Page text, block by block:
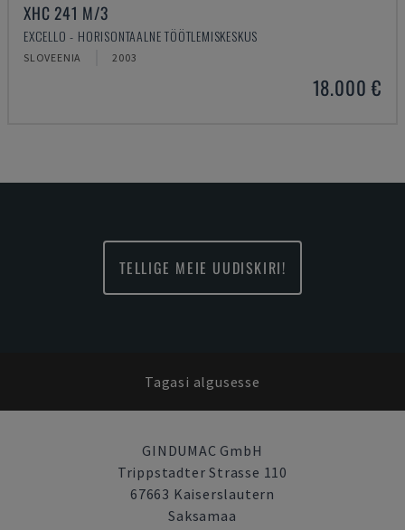
XHC 241 M/3
EXCELLO - HORISONTAALNE TÖÖTLEMISKESKUS
SLOVEENIA 2003
18.000 €
TELLIGE MEIE UUDISKIRI!
Tagasi algusesse
GINDUMAC GmbH
Trippstadter Strasse 110
67663 Kaiserslautern
Saksamaa